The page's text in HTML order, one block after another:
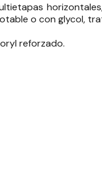
o con glycol,
reforzado.